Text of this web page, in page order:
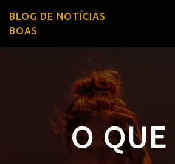
BLOG DE NOTÍCIAS
BOAS
O QUE